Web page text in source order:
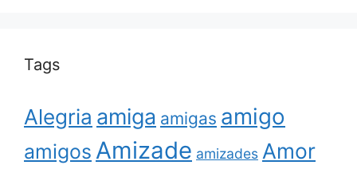
Tags
Alegria amiga amigas amigo
amigos Amizade amizades Amor